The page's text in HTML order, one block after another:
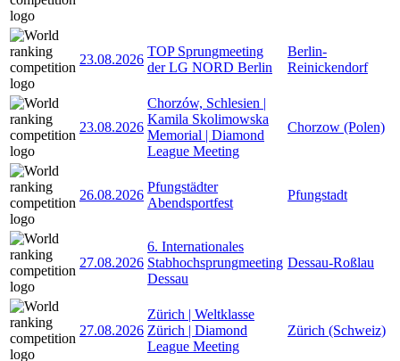
23.08.2026
TOP Sprungmeeting
der LG NORD Berlin
Berlin-
Reinickendorf
23.08.2026
Chorzów, Schlesien |
Kamila Skolimowska
Memorial | Diamond
League Meeting
Chorzow (Polen)
26.08.2026
Pfungstädter
Abendsportfest
Pfungstadt
27.08.2026
6. Internationales
Stabhochsprungmeeting
Dessau
Dessau-Roßlau
27.08.2026
Zürich | Weltklasse
Zürich | Diamond
League Meeting
Zürich (Schweiz)